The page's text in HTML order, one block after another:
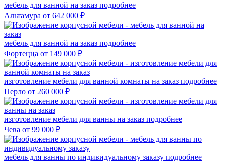
мебель для ванной на заказ подробнее
Альтамура от 642 000 ₽
мебель для ванной на заказ подробнее
Фортецца от 149 000 ₽
изготовление мебели для ванной комнаты на заказ подробнее
Перло от 260 000 ₽
изготовление мебели для ванны на заказ подробнее
Чева от 99 000 ₽
мебель для ванны по индивидуальному заказу подробнее